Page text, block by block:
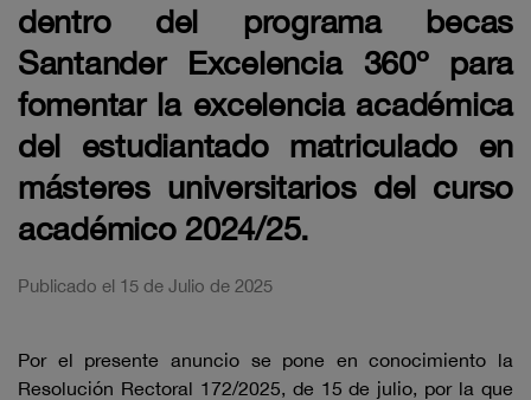
dentro del programa becas
Santander Excelencia 360º para
fomentar la excelencia académica
del estudiantado matriculado en
másteres universitarios del curso
académico 2024/25.
Publicado el 15 de Julio de 2025
Por el presente anuncio se pone en conocimiento la
Resolución Rectoral 172/2025, de 15 de julio, por la que